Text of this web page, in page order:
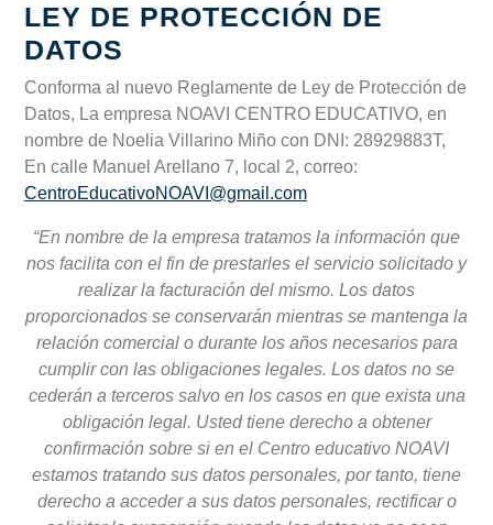
LEY DE PROTECCIÓN DE
DATOS
Conforma al nuevo Reglamente de Ley de Protección de
Datos, La empresa NOAVI CENTRO EDUCATIVO, en
nombre de Noelia Villarino Miño con DNI: 28929883T,
En calle Manuel Arellano 7, local 2, correo:
CentroEducativoNOAVI@gmail.com
“En nombre de la empresa tratamos la información que
nos facilita con el fin de prestarles el servicio solicitado y
realizar la facturación del mismo. Los datos
proporcionados se conservarán mientras se mantenga la
relación comercial o durante los años necesarios para
cumplir con las obligaciones legales. Los datos no se
cederán a terceros salvo en los casos en que exista una
obligación legal. Usted tiene derecho a obtener
confirmación sobre si en el Centro educativo NOAVI
estamos tratando sus datos personales, por tanto, tiene
derecho a acceder a sus datos personales, rectificar o